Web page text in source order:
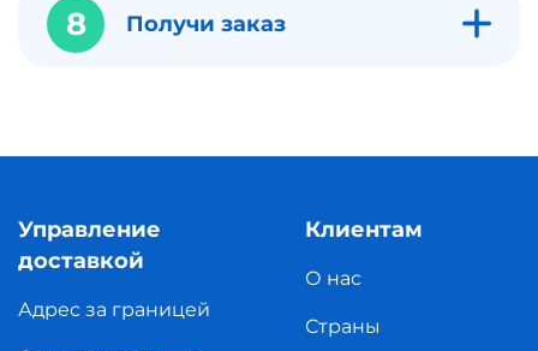
8 Получи заказ
Управление
доставкой
Адрес за границей
Клиентам
О нас
Страны